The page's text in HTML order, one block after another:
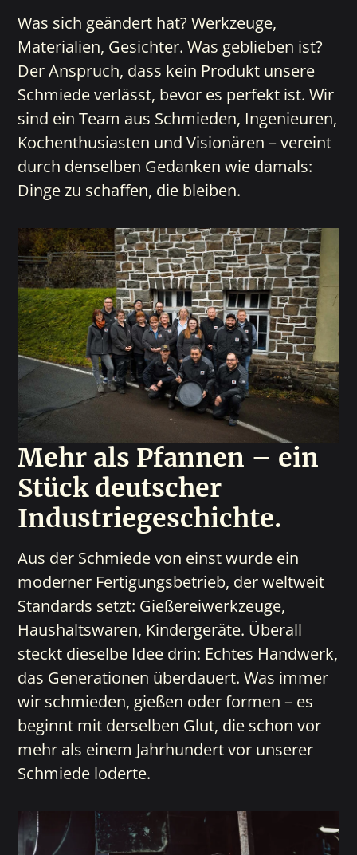
Was sich geändert hat? Werkzeuge,
Materialien, Gesichter. Was geblieben ist?
Der Anspruch, dass kein Produkt unsere
Schmiede verlässt, bevor es perfekt ist. Wir
sind ein Team aus Schmieden, Ingenieuren,
Kochenthusiasten und Visionären – vereint
durch denselben Gedanken wie damals:
Dinge zu schaffen, die bleiben.
Mehr als Pfannen – ein
Stück deutscher
Industriegeschichte.
Aus der Schmiede von einst wurde ein
moderner Fertigungsbetrieb, der weltweit
Standards setzt: Gießereiwerkzeuge,
Haushaltswaren, Kindergeräte. Überall
steckt dieselbe Idee drin: Echtes Handwerk,
das Generationen überdauert. Was immer
wir schmieden, gießen oder formen – es
beginnt mit derselben Glut, die schon vor
mehr als einem Jahrhundert vor unserer
Schmiede loderte.